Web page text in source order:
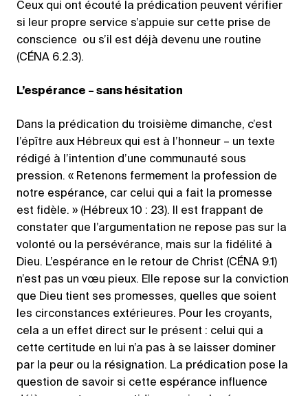
Ceux qui ont écouté la prédication peuvent vérifier
si leur propre service s’appuie sur cette prise de
conscience ou s’il est déjà devenu une routine
(CÉNA 6.2.3).
L’espérance – sans hésitation
Dans la prédication du troisième dimanche, c’est
l’épître aux Hébreux qui est à l’honneur – un texte
rédigé à l’intention d’une communauté sous
pression. « Retenons fermement la profession de
notre espérance, car celui qui a fait la promesse
est fidèle. » (Hébreux 10 : 23). Il est frappant de
constater que l’argumentation ne repose pas sur la
volonté ou la persévérance, mais sur la fidélité à
Dieu. L’espérance en le retour de Christ (CÉNA 9.1)
n’est pas un vœu pieux. Elle repose sur la conviction
que Dieu tient ses promesses, quelles que soient
les circonstances extérieures. Pour les croyants,
cela a un effet direct sur le présent : celui qui a
cette certitude en lui n’a pas à se laisser dominer
par la peur ou la résignation. La prédication pose la
question de savoir si cette espérance influence